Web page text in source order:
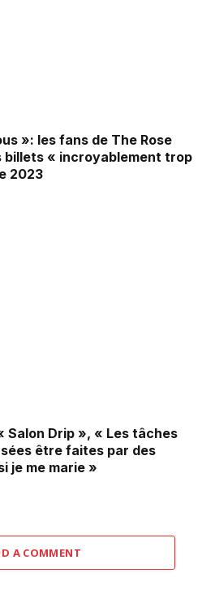
»: les fans de The Rose
billets « incroyablement trop
2023
Salon Drip », « Les tâches
être faites par des
je me marie »
A COMMENT